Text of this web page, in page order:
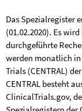
Das Spezialregister
(01.02.2020). Es
durchgeführte
werden monatlich in
Trials (CENTRAL)
CENTRAL besteht
ClinicalTrials.gov,